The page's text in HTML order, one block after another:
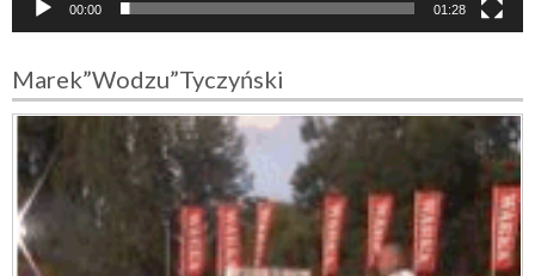
o
00:00 01:28
Marek”Wodzu”Tyczyński